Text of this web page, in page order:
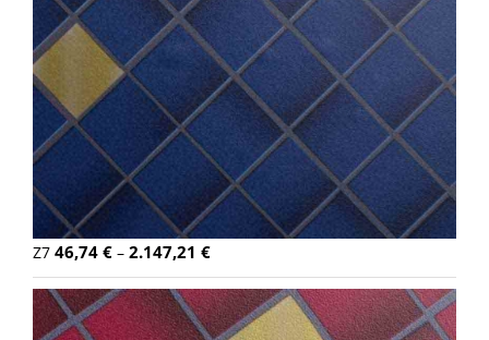
Z7 46,74 € – 2.147,21 €